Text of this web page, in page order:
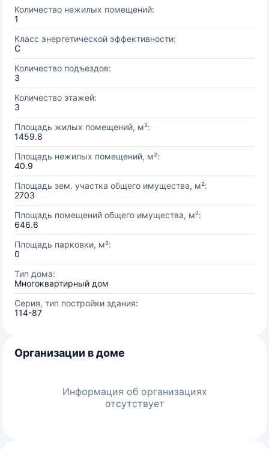
Количество нежилых помещений:
1
Класс энергетической эффективности:
C
Количество подъездов:
3
Количество этажей:
3
Площадь жилых помещений, м²:
1459.8
Площадь нежилых помещений, м²:
40.9
Площадь зем. участка общего имущества, м²:
2703
Площадь помещений общего имущества, м²:
646.6
Площадь парковки, м²:
0
Тип дома:
Многоквартирный дом
Серия, тип постройки здания:
114-87
Организации в доме
Информация об организациях
отсутствует